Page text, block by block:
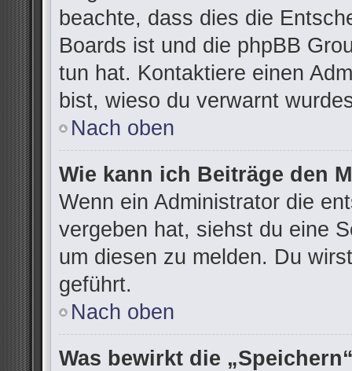
beachte, dass dies die
Boards ist und die phpBB
tun hat. Kontaktiere einen
bist, wieso du verwarnt
Nach oben
Wie kann ich Beiträge den
Wenn ein Administrator die
vergeben hat, siehst du eine
um diesen zu melden. Du
geführt.
Nach oben
Was bewirkt die